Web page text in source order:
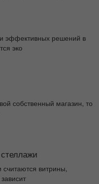
эффективных решений в
эко
собственный магазин, то
витрины,